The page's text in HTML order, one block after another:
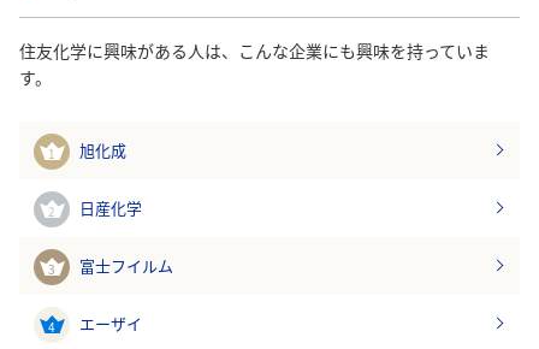
住友化学に興味がある人は、こんな企業にも興味を持っていま
す。
1 旭化成
2 日産化学
3 富士フイルム
4 エーザイ